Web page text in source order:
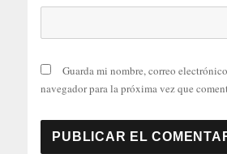
Guarda mi nombre, correo
navegador para la próxima vez que